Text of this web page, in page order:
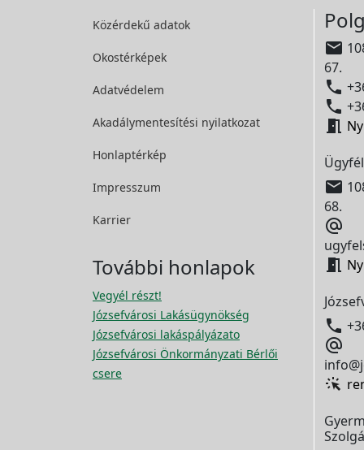
Közérdekű adatok
Okostérképek
Adatvédelem
Akadálymentesítési nyilatkozat
Honlaptérkép
Impresszum
Karrier
További honlapok
Vegyél részt!
Józsefvárosi Lakásügynökség
Józsefvárosi lakáspályázato
Józsefvárosi Önkormányzati Bérlői
csere

67.




68.



